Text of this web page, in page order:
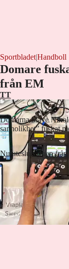
Sportbladet|Handboll
Domare
från EM
TT
Domarna Slave
sannolikhet” fuskat
Nu utesluts duon från